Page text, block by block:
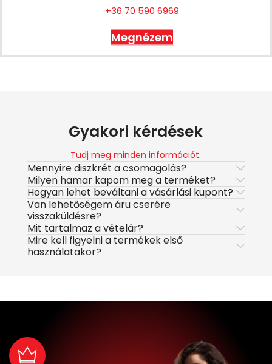
+36 70 590 6969
Megnézem
Gyakori kérdések
Tudj meg minden információt.
Mennyire diszkrét a csomagolás?
Milyen hamar kapom meg a terméket?
Hogyan lehet beváltani a vásárlási kupont?
Van lehetőségem áru cserére
visszaküldésre?
Mit tartalmaz a vételár?
Mire kell figyelni a termékek első
használatakor?